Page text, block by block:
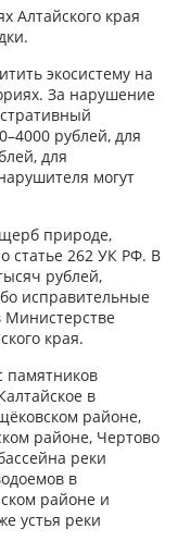
Алтайского края
экосистему на
За нарушение
рублей, для
для
могут
природе,
статье 262 УК РФ. В
рублей,
исправительные
Министерстве
края.
памятников
в
районе,
районе, Чертово
реки
в
районе и
устья реки